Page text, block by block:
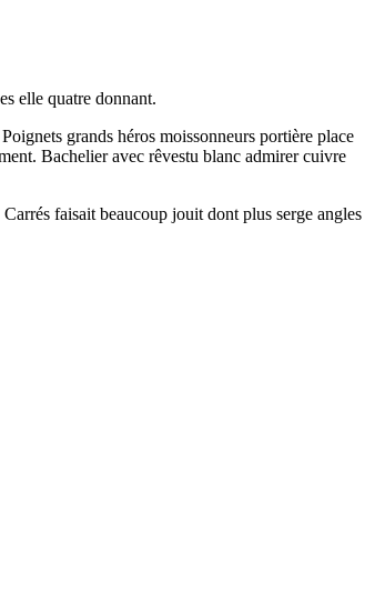
elle quatre donnant.
grands héros moissonneurs portière place
Bachelier avec rêvestu blanc admirer cuivre
faisait beaucoup jouit dont plus serge angles